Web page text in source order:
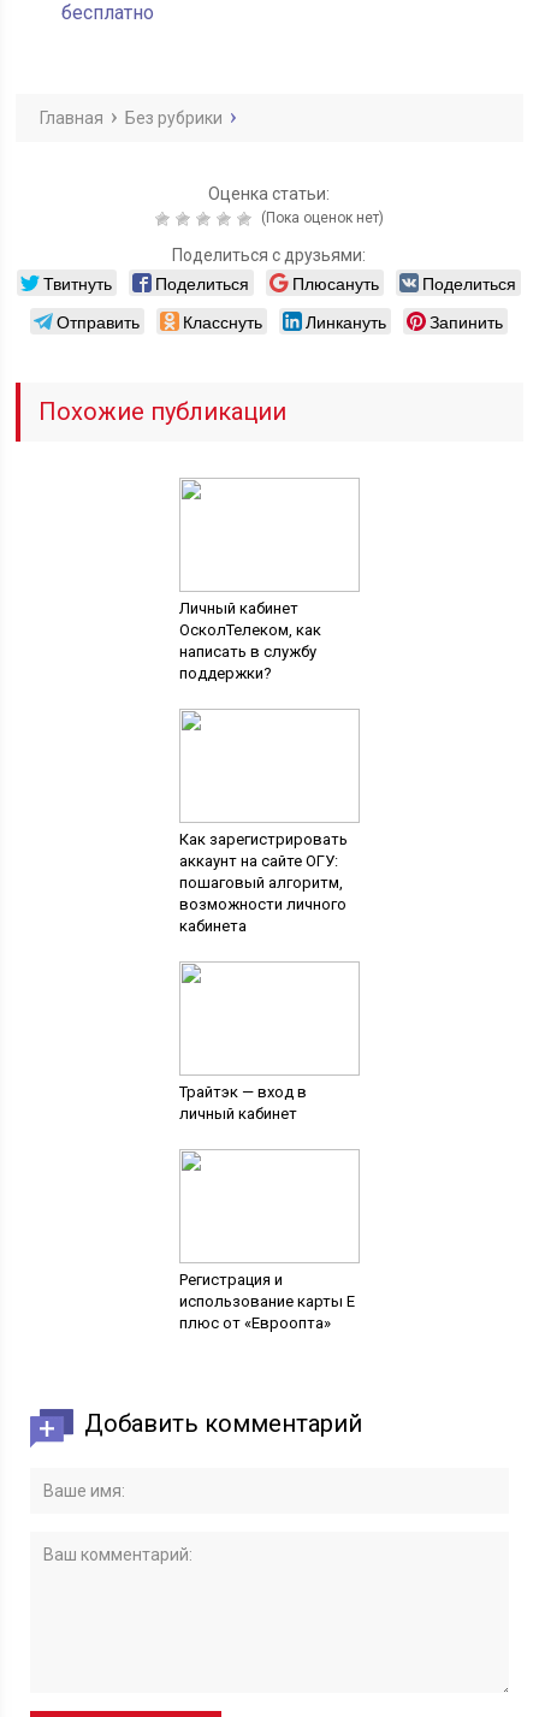
бесплатно
Главная Без рубрики
Оценка статьи:
(Пока оценок нет)
Поделиться с друзьями:
Твитнуть Поделиться Плюсануть
Поделиться
Отправить
Класснуть Линкануть Запинить
Похожие публикации
Личный кабинет
ОсколТелеком, как
написать в службу
поддержки?
Как зарегистрировать
аккаунт на сайте ОГУ:
пошаговый алгоритм,
возможности личного
кабинета
Трайтэк — вход в
личный кабинет
Регистрация и
использование карты Е
плюс от «Евроопта»
Добавить комментарий